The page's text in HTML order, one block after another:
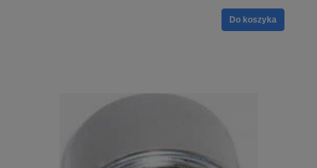
Do koszyka